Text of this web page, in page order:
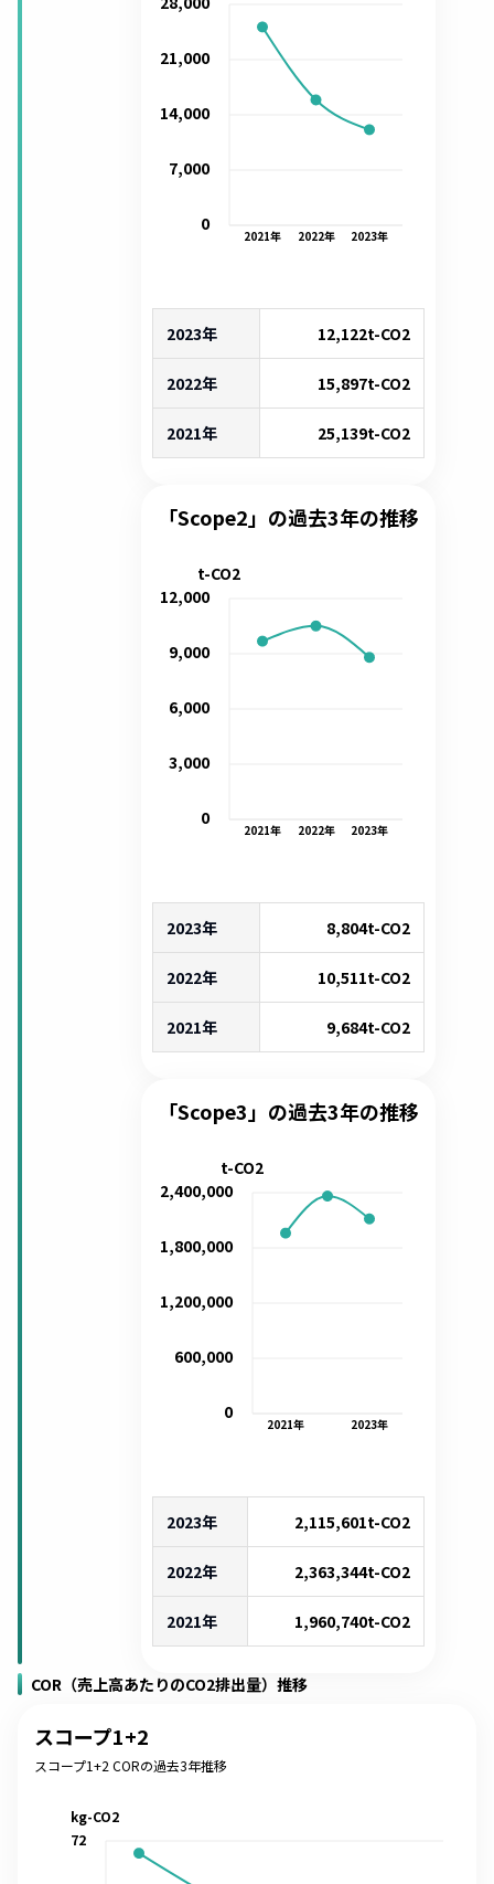
2021年 2022年 2023年
0
7,000
14,000
21,000
2023年 12,122t-CO2
2022年 15,897t-CO2
2021年 25,139t-CO2
「Scope2」の過去3年の推移
2021年 2022年 2023年
0
3,000
6,000
9,000
12,000
t-CO2
2023年 8,804t-CO2
2022年 10,511t-CO2
2021年 9,684t-CO2
「Scope3」の過去3年の推移
2021年 2023年
0
600,000
1,200,000
1,800,000
2,400,000
t-CO2
2023年 2,115,601t-CO2
2022年 2,363,344t-CO2
2021年 1,960,740t-CO2
COR（売上高あたりのCO2排出量）推移
スコープ1+2
スコープ1+2 CORの過去3年推移
72
kg-CO2